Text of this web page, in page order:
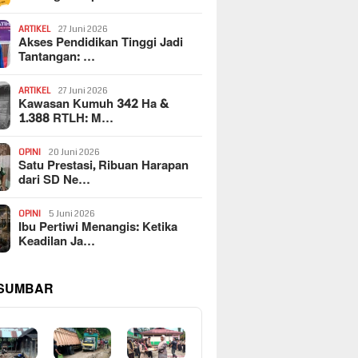
ARTIKEL 27 Juni 2026
Akses Pendidikan Tinggi Jadi
Tantangan: …
ARTIKEL 27 Juni 2026
Kawasan Kumuh 342 Ha &
1.388 RTLH: M…
OPINI 20 Juni 2026
Satu Prestasi, Ribuan Harapan
dari SD Ne…
OPINI 5 Juni 2026
Ibu Pertiwi Menangis: Ketika
Keadilan Ja…